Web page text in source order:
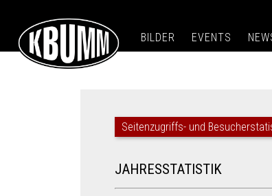
BILDER EVENTS
Seitenzugriffs- und
JAHRESSTATISTIK